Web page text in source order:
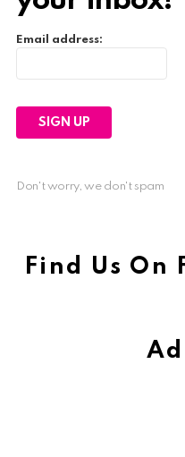
Email address:
Don't worry, we don't spam
Find Us On
Ad